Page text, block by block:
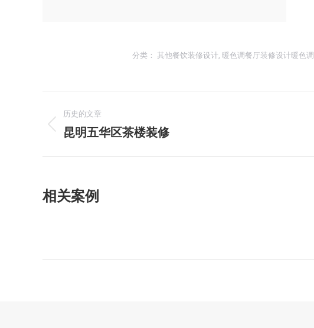
分类： 其他餐饮装修设计 暖色调餐厅装修设计暖色调
目
导
历史的文章
上
目：
昆明五华区茶楼装修
相关案例